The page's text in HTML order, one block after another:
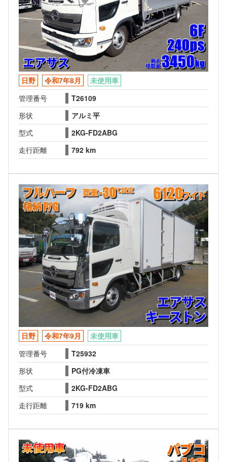
日野 令和7年8月
未使用車
管理番号
T26109
形状
アルミ平
型式
2KG-FD2ABG
走行距離
792 km
日野 令和7年9月
未使用車
管理番号
T25932
形状
PG付冷凍車
型式
2KG-FD2ABG
走行距離
719 km